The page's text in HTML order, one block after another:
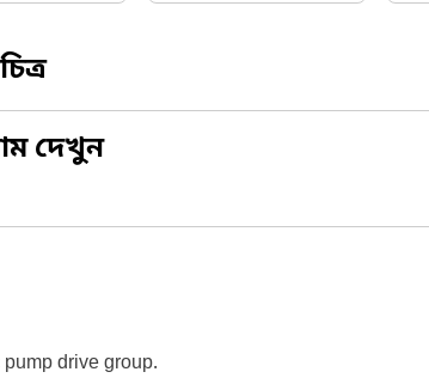
দেখুন
drive group.